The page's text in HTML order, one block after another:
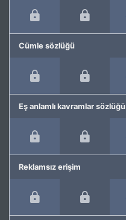
Cümle sözlüğü
Eş anlamlı kavramlar sözlüğü
Reklamsız erişim